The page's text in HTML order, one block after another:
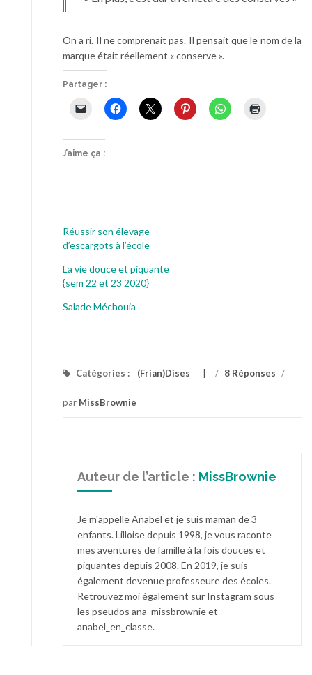
On a ri. Il ne comprenait pas. Il pensait que le nom de la
marque était réellement « conserve ».
Partager :
J’aime ça :
Réussir son élevage
d’escargots à l’école
La vie douce et piquante
{sem 22 et 23 2020}
Salade Méchouia
Catégories : (Frian)Dises / 8 Réponses /
par MissBrownie
Auteur de l’article : MissBrownie
Je m'appelle Anabel et je suis maman de 3
enfants. Lilloise depuis 1998, je vous raconte
mes aventures de famille à la fois douces et
piquantes depuis 2008. En 2019, je suis
également devenue professeure des écoles.
Retrouvez moi également sur Instagram sous
les pseudos ana_missbrownie et
anabel_en_classe.